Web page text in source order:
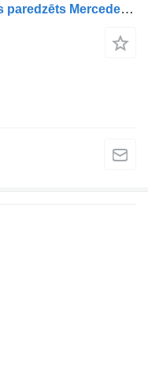
4728900284 pneimatiskais vārsts paredzēts Mercedes-Benz Actros MP4 Antos Arocs (2012-) kravas automašīnas